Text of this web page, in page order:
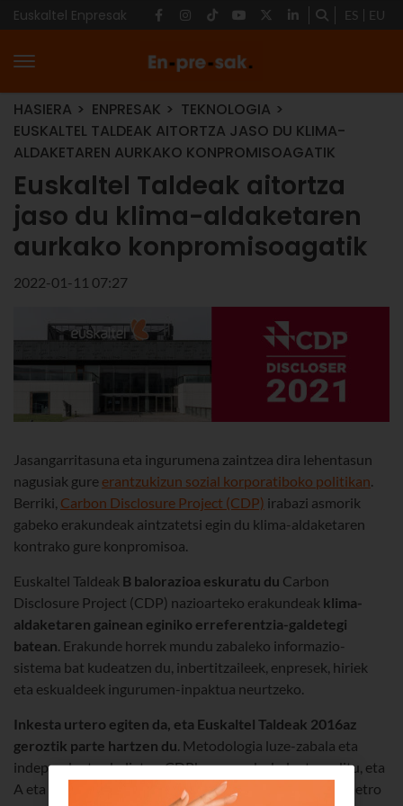
Euskaltel Enpresak ES EU
HASIERA ENPRESAK
TEKNOLOGIA
EUSKALTEL TALDEAK AITORTZA JASO DU KLIMA-
ALDAKETAREN AURKAKO KONPROMISOAGATIK
Euskaltel Taldeak aitortza
jaso du klima-aldaketaren
aurkako konpromisoagatik
2022-01-11 07:27
Jasangarritasuna eta ingurumena zaintzea dira lehentasun
nagusiak gure erantzukizun sozial korporatiboko politikan.
Berriki, Carbon Disclosure Project (CDP) irabazi asmorik
gabeko erakundeak aintzatetsi egin du klima-aldaketaren
kontrako gure konpromisoa.
Euskaltel Taldeak B balorazioa eskuratu du Carbon
Disclosure Project (CDP) nazioarteko erakundeak klima-
aldaketaren gainean eginiko erreferentzia-galdetegi
batean. Erakunde horrek mundu zabaleko informazio-
sistema bat kudeatzen du, inbertitzaileek, enpresek, hiriek
eta eskualdeek ingurumen-inpaktua neurtzeko.
Inkesta urtero egiten da, eta Euskaltel Taldeak 2016az
geroztik parte hartzen du. Metodologia luze-zabala eta
independentea baliatuz, CDPk enpresak ebaluatzen ditu, eta
A eta F bitarteko kalifikazioa ematen die, hainbat parametro